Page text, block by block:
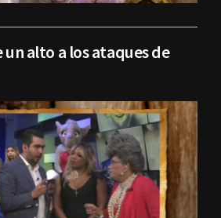
un alto a los ataques de